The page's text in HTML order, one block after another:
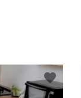
favorite